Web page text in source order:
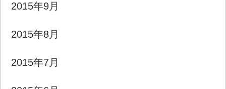
2015年9月
2015年8月
2015年7月